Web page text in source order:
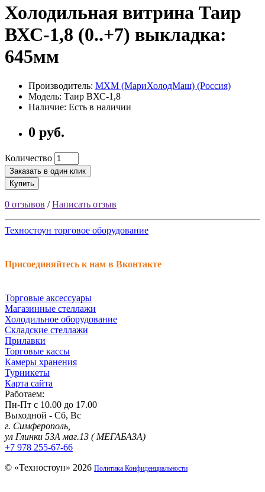
Холодильная витрина Таир
ВХС-1,8 (0..+7) выкладка:
645мм
Производитель: МХМ (МариХолодМаш) (Россия)
Модель: Таир ВХС-1,8
Наличие: Есть в наличии
0 руб.
Количество
Заказать в один клик
Купить
0 отзывов /Написать отзыв
Техностоун торговое оборудование
Присоединяйтесь к нам в Вконтакте
Торговые аксессуары
Магазинные стеллажи
Холодильное оборудование
Складские стеллажи
Прилавки
Торговые кассы
Камеры хранения
Турникеты
Карта сайта
Работаем:
Пн-Пт с 10.00 до 17.00
Выходной - Сб, Вс
г. Симферополь,
ул Глинки 53А маг.13 ( МЕГАБАЗА)
+7 978 255-67-66
© «Техностоун» 2026 Политика Конфиденциальности